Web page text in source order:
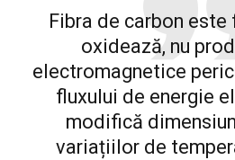
Fibra de carbon este
oxidează, nu
electromagnetice
fluxului de energie
modifică
variațiilor de